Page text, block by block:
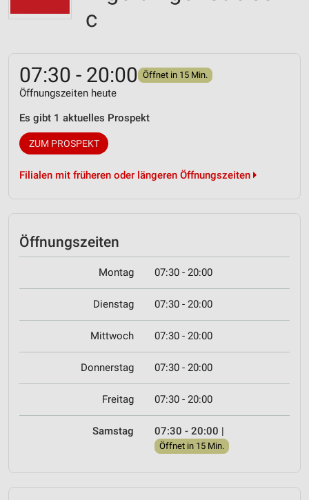
c
07:30 - 20:00 Öffnet in 15 Min.
Öffnungszeiten heute
Es gibt 1 aktuelles Prospekt
ZUM PROSPEKT
Filialen mit früheren oder längeren Öffnungszeiten
Öffnungszeiten
Montag 07:30 - 20:00
Dienstag 07:30 - 20:00
Mittwoch 07:30 - 20:00
Donnerstag 07:30 - 20:00
Freitag 07:30 - 20:00
Samstag 07:30 - 20:00 |
Öffnet in 15 Min.